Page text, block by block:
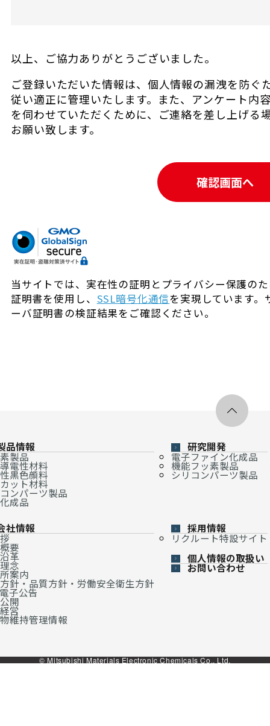
以上、ご協力ありがとうございました。
ご登録いただいた情報は、個人情報の漏洩を防ぐ
従い適正に管理いたします。また、アンケート内
を伺わせていただくために、ご連絡を差し上げる
お願い致します。
当サイトでは、実在性の証明とプライバシー保護の
証明書を使用し、 SSL暗号化通信を実現しています
ーバ証明書の検証結果をご確認ください。
品情報
製品
電性材料
黒色顔料
ット材料
ンパーツ製品
成品
研究開発
電子ファイン化成品
機能フッ素製品
シリコンパーツ製品
社情報
要
革
念
案内
針・品質方針・労働安全衛生方針
子公告
開
営
維持管理情報
採用情報
リクルート特設サイト
個人情報の取扱い
お問い合わせ
© Mitsubishi Materials Electronic Chemicals Co., Ltd.